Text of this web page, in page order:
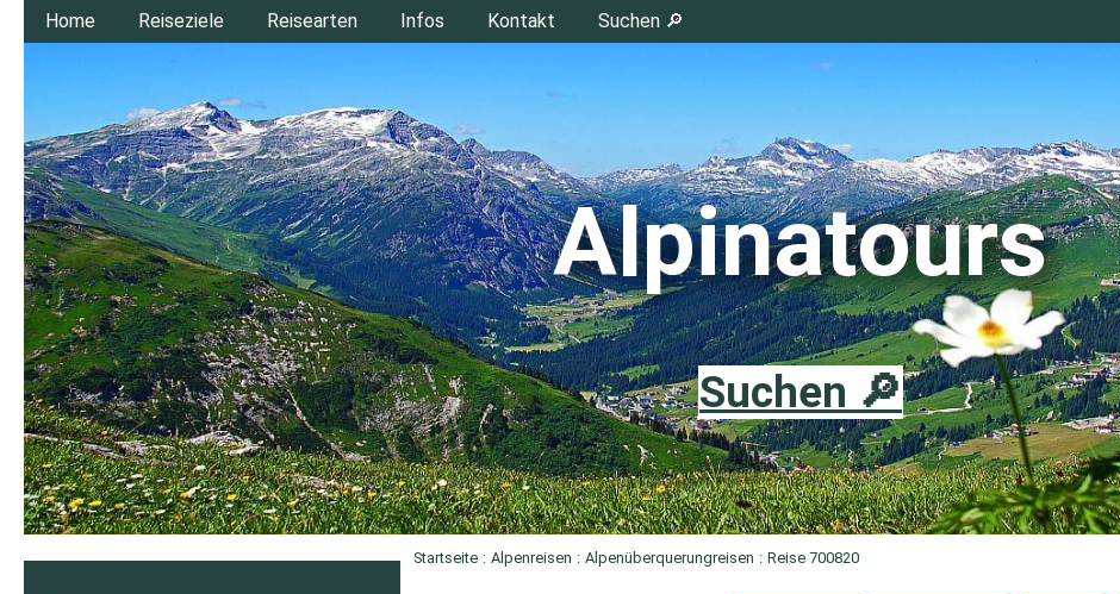
Home Reiseziele Reisearten Infos Kontakt Suchen 🔎
Suchen 🔎
Alpinatours
Startseite : Alpenreisen : Alpenüberquerungreisen : Reise 700820